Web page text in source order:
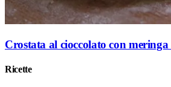
Crostata al cioccolato con
Ricette